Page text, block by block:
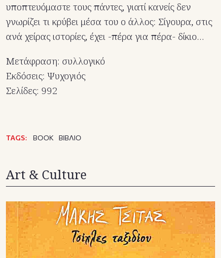
υποπτευόμαστε τους πάντες, γιατί κανείς δεν
γνωρίζει τι κρύβει μέσα του ο άλλος: Σίγουρα, στις
ανά χείρας ιστορίες, έχει -πέρα για πέρα- δίκιο…
Μετάφραση: συλλογικό
Εκδόσεις: Ψυχογιός
Σελίδες: 992
TAGS: BOOK ΒΙΒΛΙΟ
Art & Culture